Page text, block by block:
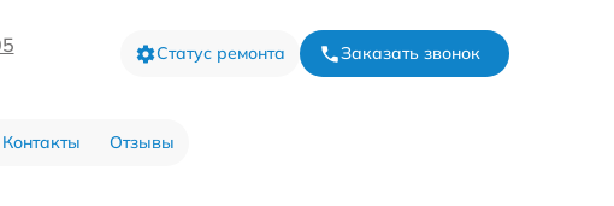
Статус ремонта Заказать звонок
Контакты Отзывы